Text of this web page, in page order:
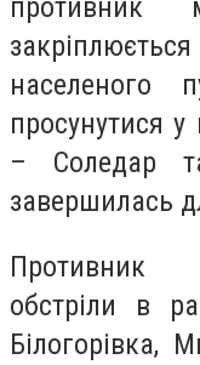
противник
населеного
просунутися
– Соледар
завершилась
Противник
обстріли в
Білогорівка,